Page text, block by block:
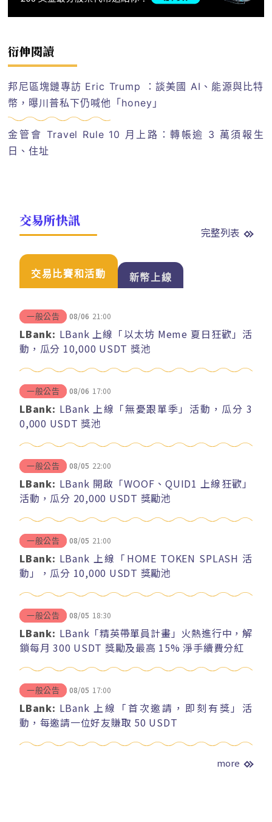
衍伸閱讀
邦尼區塊鏈專訪 Eric Trump ：談美國 AI、能源與比特
幣，曝川普私下仍喊他「honey」
金管會 Travel Rule 10 月上路：轉帳逾 3 萬須報生
日、住址
交易所快訊
完整列表
交易比賽和活動 新幣上線
一般公告 08/06 21:00
LBank: LBank 上線「以太坊 Meme 夏日狂歡」活
動，瓜分 10,000 USDT 獎池
一般公告 08/06 17:00
LBank: LBank 上線「無憂跟單季」活動，瓜分 3
0,000 USDT 獎池
一般公告 08/05 22:00
LBank: LBank 開啟「WOOF、QUID1 上線狂歡」
活動，瓜分 20,000 USDT 獎勵池
一般公告 08/05 21:00
LBank: LBank 上線「HOME TOKEN SPLASH 活
動」，瓜分 10,000 USDT 獎勵池
一般公告 08/05 18:30
LBank: LBank「精英帶單員計畫」火熱進行中，解
鎖每月 300 USDT 獎勵及最高 15% 淨手續費分紅
一般公告 08/05 17:00
LBank: LBank 上線「首次邀請，即刻有獎」活
動，每邀請一位好友賺取 50 USDT
more